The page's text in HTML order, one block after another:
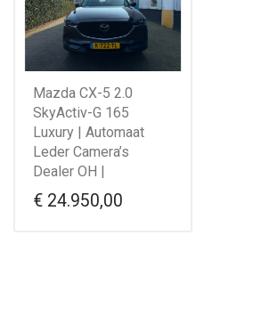
Mazda CX-5 2.0
SkyActiv-G 165
Luxury | Automaat
Leder Camera’s
Dealer OH |
€ 24.950,00